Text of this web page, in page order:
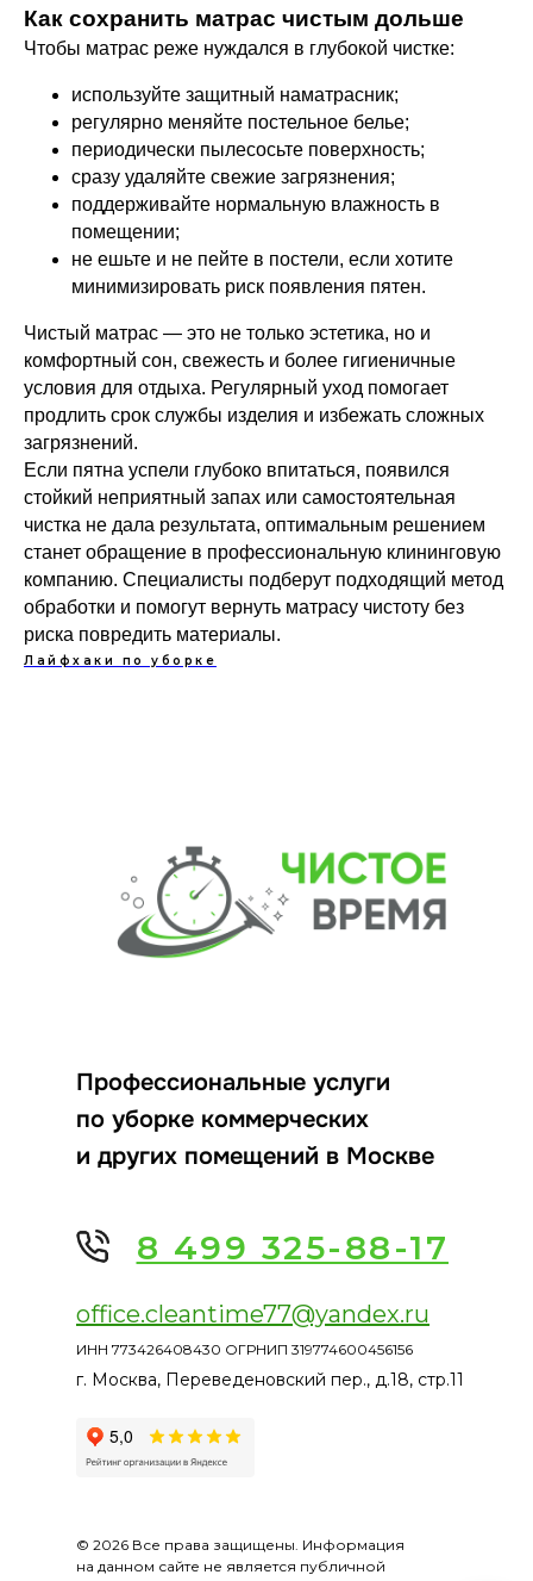
Как сохранить матрас чистым дольше
Чтобы матрас реже нуждался в глубокой чистке:
используйте защитный наматрасник;
регулярно меняйте постельное белье;
периодически пылесосьте поверхность;
сразу удаляйте свежие загрязнения;
поддерживайте нормальную влажность в
помещении;
не ешьте и не пейте в постели, если хотите
минимизировать риск появления пятен.
Чистый матрас — это не только эстетика, но и
комфортный сон, свежесть и более гигиеничные
условия для отдыха. Регулярный уход помогает
продлить срок службы изделия и избежать сложных
загрязнений.
Если пятна успели глубоко впитаться, появился
стойкий неприятный запах или самостоятельная
чистка не дала результата, оптимальным решением
станет обращение в профессиональную клининговую
компанию. Специалисты подберут подходящий метод
обработки и помогут вернуть матрасу чистоту без
риска повредить материалы.
Лайфхаки по уборке
ИНН 773426408430 ОГРНИП 319774600456156
office.cleantime77@yandex.ru
8 499 325-88-17
Профессиональные услуги
по уборке коммерческих
и других помещений в Москве
© 2026 Все права защищены. Информация
на данном сайте не является публичной
г. Москва, Переведеновский пер., д.18, стр.11